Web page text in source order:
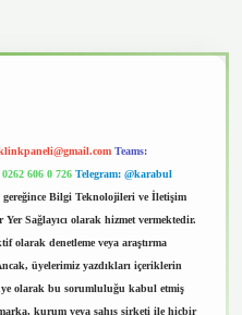
Teams:
606 0 726 Telegram: @karabul
gereğince Bilgi Teknolojileri ve İletişim
Sağlayıcı olarak hizmet vermektedir.
olarak denetleme veya araştırma
üyelerimiz yazdıkları içeriklerin
olarak bu sorumluluğu kabul etmiş
kurum veya şahıs şirketi ile hiçbir